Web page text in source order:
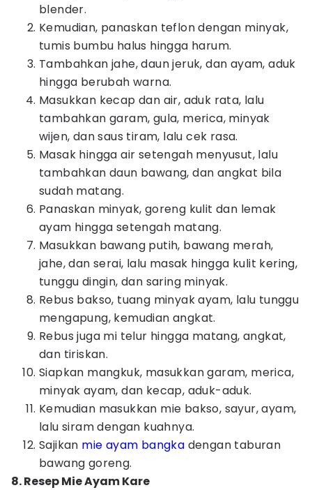
blender.
Kemudian, panaskan teflon dengan minyak,
tumis bumbu halus hingga harum.
Tambahkan jahe, daun jeruk, dan ayam, aduk
hingga berubah warna.
Masukkan kecap dan air, aduk rata, lalu
tambahkan garam, gula, merica, minyak
wijen, dan saus tiram, lalu cek rasa.
Masak hingga air setengah menyusut, lalu
tambahkan daun bawang, dan angkat bila
sudah matang.
Panaskan minyak, goreng kulit dan lemak
ayam hingga setengah matang.
Masukkan bawang putih, bawang merah,
jahe, dan serai, lalu masak hingga kulit kering,
tunggu dingin, dan saring minyak.
Rebus bakso, tuang minyak ayam, lalu tunggu
mengapung, kemudian angkat.
Rebus juga mi telur hingga matang, angkat,
dan tiriskan.
Siapkan mangkuk, masukkan garam, merica,
minyak ayam, dan kecap, aduk-aduk.
Kemudian masukkan mie bakso, sayur, ayam,
lalu siram dengan kuahnya.
Sajikan mie ayam bangka dengan taburan
bawang goreng.
8. Resep Mie Ayam Kare